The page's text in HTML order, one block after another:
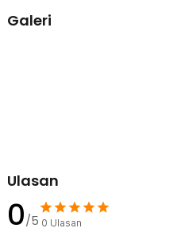
Galeri
Ulasan
0/5 0 Ulasan